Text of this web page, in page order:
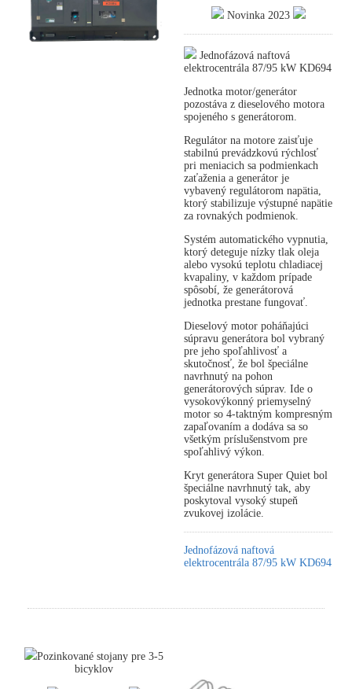
Novinka 2023
Jednofázová naftová
elektrocentrála 87/95 kW KD694
Jednotka motor/generátor
pozostáva z dieselového motora
spojeného s generátorom.
Regulátor na motore zaisťuje
stabilnú prevádzkovú rýchlosť
pri meniacich sa podmienkach
zaťaženia a generátor je
vybavený regulátorom napätia,
ktorý stabilizuje výstupné napätie
za rovnakých podmienok.
Systém automatického vypnutia,
ktorý deteguje nízky tlak oleja
alebo vysokú teplotu chladiacej
kvapaliny, v každom prípade
spôsobí, že generátorová
jednotka prestane fungovať.
Dieselový motor poháňajúci
súpravu generátora bol vybraný
pre jeho spoľahlivosť a
skutočnosť, že bol špeciálne
navrhnutý na pohon
generátorových súprav. Ide o
vysokovýkonný priemyselný
motor so 4-taktným kompresným
zapaľovaním a dodáva sa so
všetkým príslušenstvom pre
spoľahlivý výkon.
Kryt generátora Super Quiet bol
špeciálne navrhnutý tak, aby
poskytoval vysoký stupeň
zvukovej izolácie.
Jednofázová naftová
elektrocentrála 87/95 kW KD694
Pozinkované stojany pre 3-5
bicyklov